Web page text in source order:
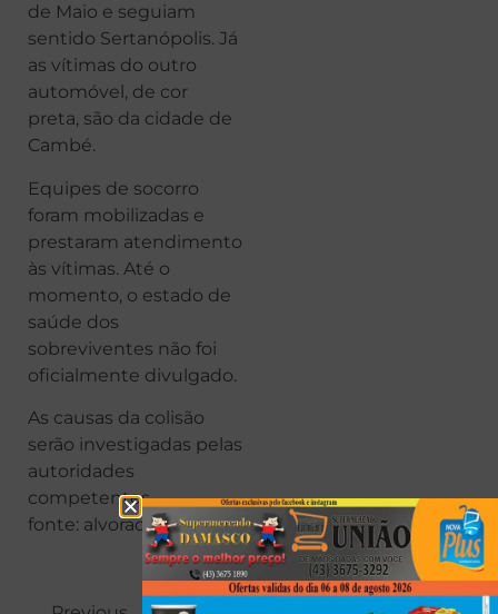
de Maio e seguiam
sentido Sertanópolis. Já
as vítimas do outro
automóvel, de cor
preta, são da cidade de
Cambé.
Equipes de socorro
foram mobilizadas e
prestaram atendimento
às vítimas. Até o
momento, o estado de
saúde dos
sobreviventes não foi
oficialmente divulgado.
As causas da colisão
serão investigadas pelas
autoridades
competentes.
fonte: alvorada News